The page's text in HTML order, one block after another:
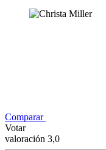
Comparar
Votar
valoración 3,0